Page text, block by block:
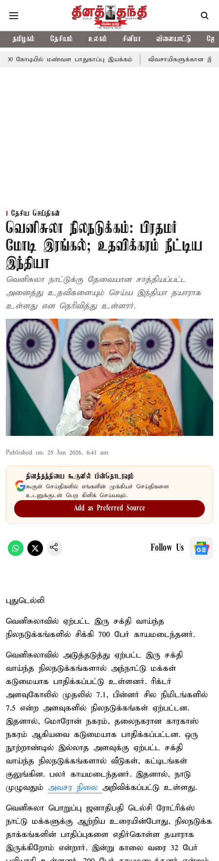
தமிழகம் தேசியம் உலகம் சினிமா விளையாட்டு
மண்வள பாதுகாப்பு இயக்கம் விவசாயிகளுக்கான இலவச
தேசிய செய்திகள்
வெனிசுலா நிலநடுக்கம்: பிரதமர்
மோடி இரங்கல்; உதவிக்கரம் நீட்டிய
இந்தியா
வெனிசுலா நாட்டுக்கு தேவையான சாத்தியப்பட்ட
அனைத்து உதவிகளையும் செய்ய இந்தியா தயாராக
உள்ளது என தெரிவித்து உள்ளார்.
Published on: 25 Jun 2026, 6:41 am
தினத்தந்தியை கூகுளில் பின்தொடரவும்
கூகுள் செய்திகளில் எங்களின் முக்கியச் செய்திகளை
உடனுக்குடன் பெற கிளிக் செய்யவும்.
Add as Preferred Source
Follow Us
புதுடெல்லி
வெனிசுலாவில் ஏற்பட்ட இரு சக்தி வாய்ந்த
நிலநடுக்கங்களில் சிக்கி 700 பேர் காயமடைந்தனர்.
வெனிசுலாவில் அடுத்தடுத்து ஏற்பட்ட இரு சக்தி
வாய்ந்த நிலநடுக்கங்களால் அந்நாட்டு மக்கள்
கடுமையாக பாதிக்கப்பட்டு உள்ளனர். ரிக்டர்
அளவுகோலில் முதலில் 7.1, பின்னர் சில நிமிடங்களில்
7.5 என்ற அளவுகளில் நிலநடுக்கங்கள் ஏற்பட்டன.
இதனால், மொரோன் நகரம், தலைநகரான காரகாஸ்
நகரம் ஆகியவை கடுமையாக பாதிக்கப்பட்டன. ஒரு
நூற்றாண்டில் இல்லாத அளவுக்கு ஏற்பட்ட சக்தி
வாய்ந்த நிலநடுக்கங்களால் வீடுகள், கட்டிடங்கள்
குலுங்கின. பலர் காயமடைந்தனர். இதனால், நாடு
முழுவதும் அவசர நிலை அறிவிக்கப்பட்டு உள்ளது.
வெனிசுலா பொறுப்பு ஜனாதிபதி டெல்சி ரோட்ரிக்ஸ்
நாட்டு மக்களுக்கு ஆற்றிய உரையின்போது, நிலநடுக்க
தாக்கங்களின் பாதிப்புகளை எதிர்கொள்ள தயாராக
இருக்கிறோம் என்றார். இன்று காலை வரை 32 பேர்